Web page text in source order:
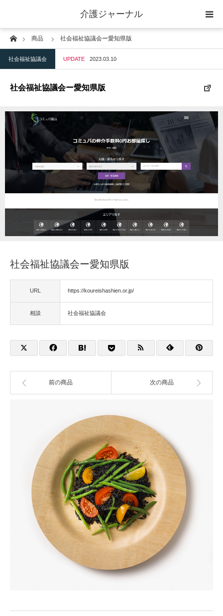
介護ジャーナル
Home商品 社会福祉協議会ー愛知県版
社会福祉協議会 UPDATE 2023.03.10
社会福祉協議会ー愛知県版
社会福祉協議会ー愛知県版
URL https://koureishashien.or.jp/
相談 社会福祉協議会
前の商品 次の商品
ケアプラン作成
訪問
短期入所
訪問＋通い＋宿泊
施設
地域密着型小規模施設
住宅改修